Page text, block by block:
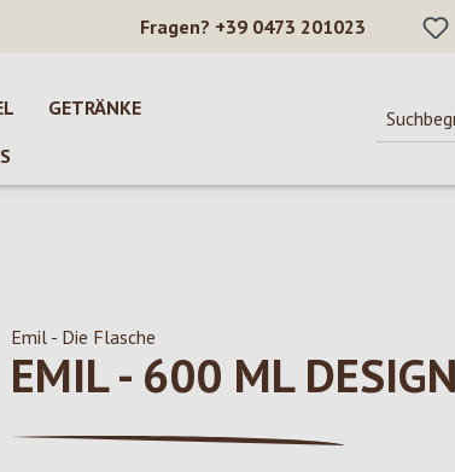
Fragen? +39 0473 201023
GETRÄNKE
Emil - Die Flasche
EMIL - 600 ML